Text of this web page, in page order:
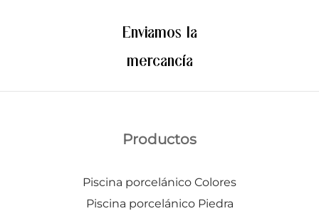
Enviamos la
mercancía
Productos
Piscina porcelánico Colores
Piscina porcelánico Piedra